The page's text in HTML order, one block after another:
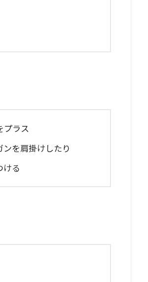
プラス
を肩掛けしたり
ける